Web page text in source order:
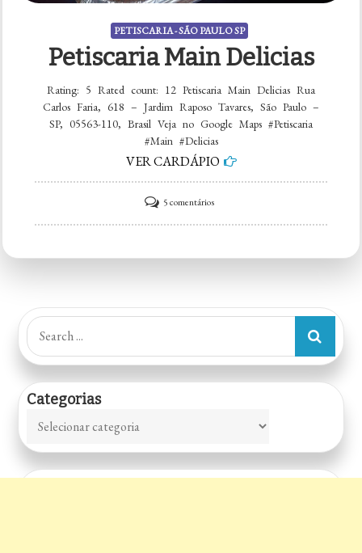
PETISCARIA - SÃO PAULO SP
Petiscaria Main Delicias
Rating: 5 Rated count: 12 Petiscaria Main Delicias Rua
Carlos Faria, 618 – Jardim Raposo Tavares, São Paulo –
SP, 05563-110, Brasil Veja no Google Maps #Petiscaria
#Main #Delicias
VER CARDÁPIO
5 comentáriosem
Petiscaria
Search
for:
Categorias
Categorias